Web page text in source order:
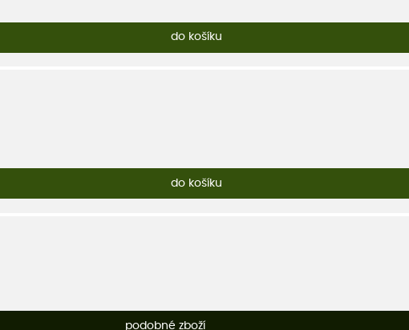
do košíku
do košíku
podobné zboží